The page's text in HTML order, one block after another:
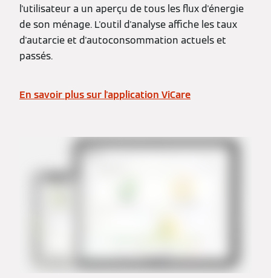
l'utilisateur a un aperçu de tous les flux d'énergie
de son ménage. L'outil d'analyse affiche les taux
d'autarcie et d'autoconsommation actuels et
passés.
En savoir plus sur l'application ViCare